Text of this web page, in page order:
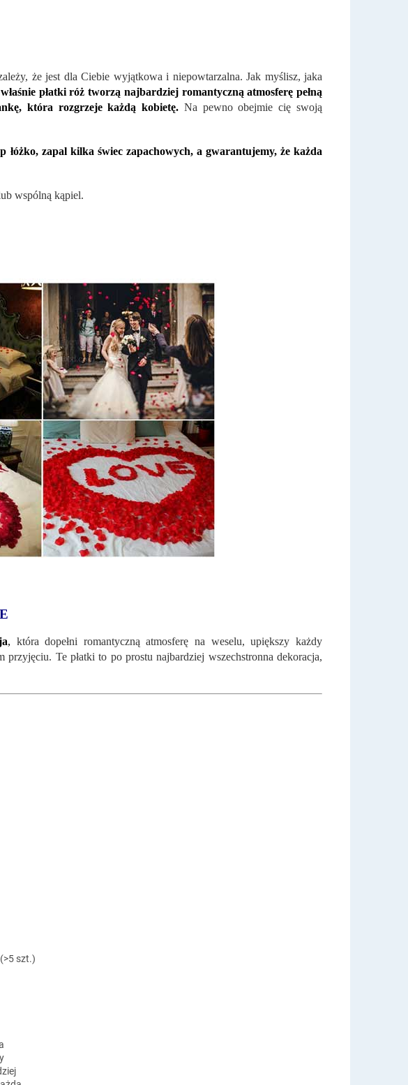
(>5 szt.)
że jest dla Ciebie wyjątkowa i niepowtarzalna. Jak myślisz, jaka
płatki róż tworzą najbardziej romantyczną atmosferę pełną
która rozgrzeje każdą kobietę. Na pewno obejmie cię swoją
łóżko, zapal kilka świec zapachowych, a gwarantujemy, że każda
wspólną kąpiel.
, która dopełni romantyczną atmosferę na weselu, upiększy każdy
przyjęciu. Te płatki to po prostu najbardziej wszechstronna dekoracja,